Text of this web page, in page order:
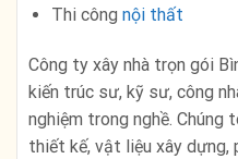
Thi công nội thất
Công ty xây nhà trọn gói
kiến trúc sư, kỹ sư, công
nghiệm trong nghề. Chúng
thiết kế, vật liệu xây dựng,